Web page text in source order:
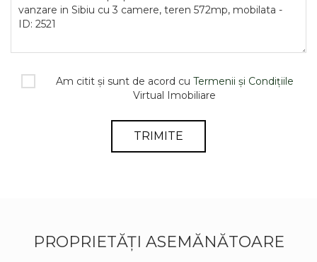
Am citit și sunt de acord cu Termenii și Condițiile
Virtual Imobiliare
TRIMITE
PROPRIETĂȚI ASEMĂNĂTOARE